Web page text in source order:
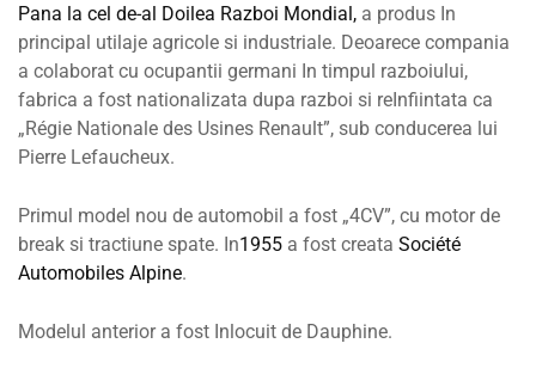
Pana la cel de-al Doilea Razboi Mondial, a produs In
principal utilaje agricole si industriale. Deoarece compania
a colaborat cu ocupantii germani In timpul razboiului,
fabrica a fost nationalizata dupa razboi si reInfiintata ca
„Régie Nationale des Usines Renault”, sub conducerea lui
Pierre Lefaucheux.
Primul model nou de automobil a fost „4CV”, cu motor de
break si tractiune spate. In1955 a fost creata Société
Automobiles Alpine.
Modelul anterior a fost Inlocuit de Dauphine.